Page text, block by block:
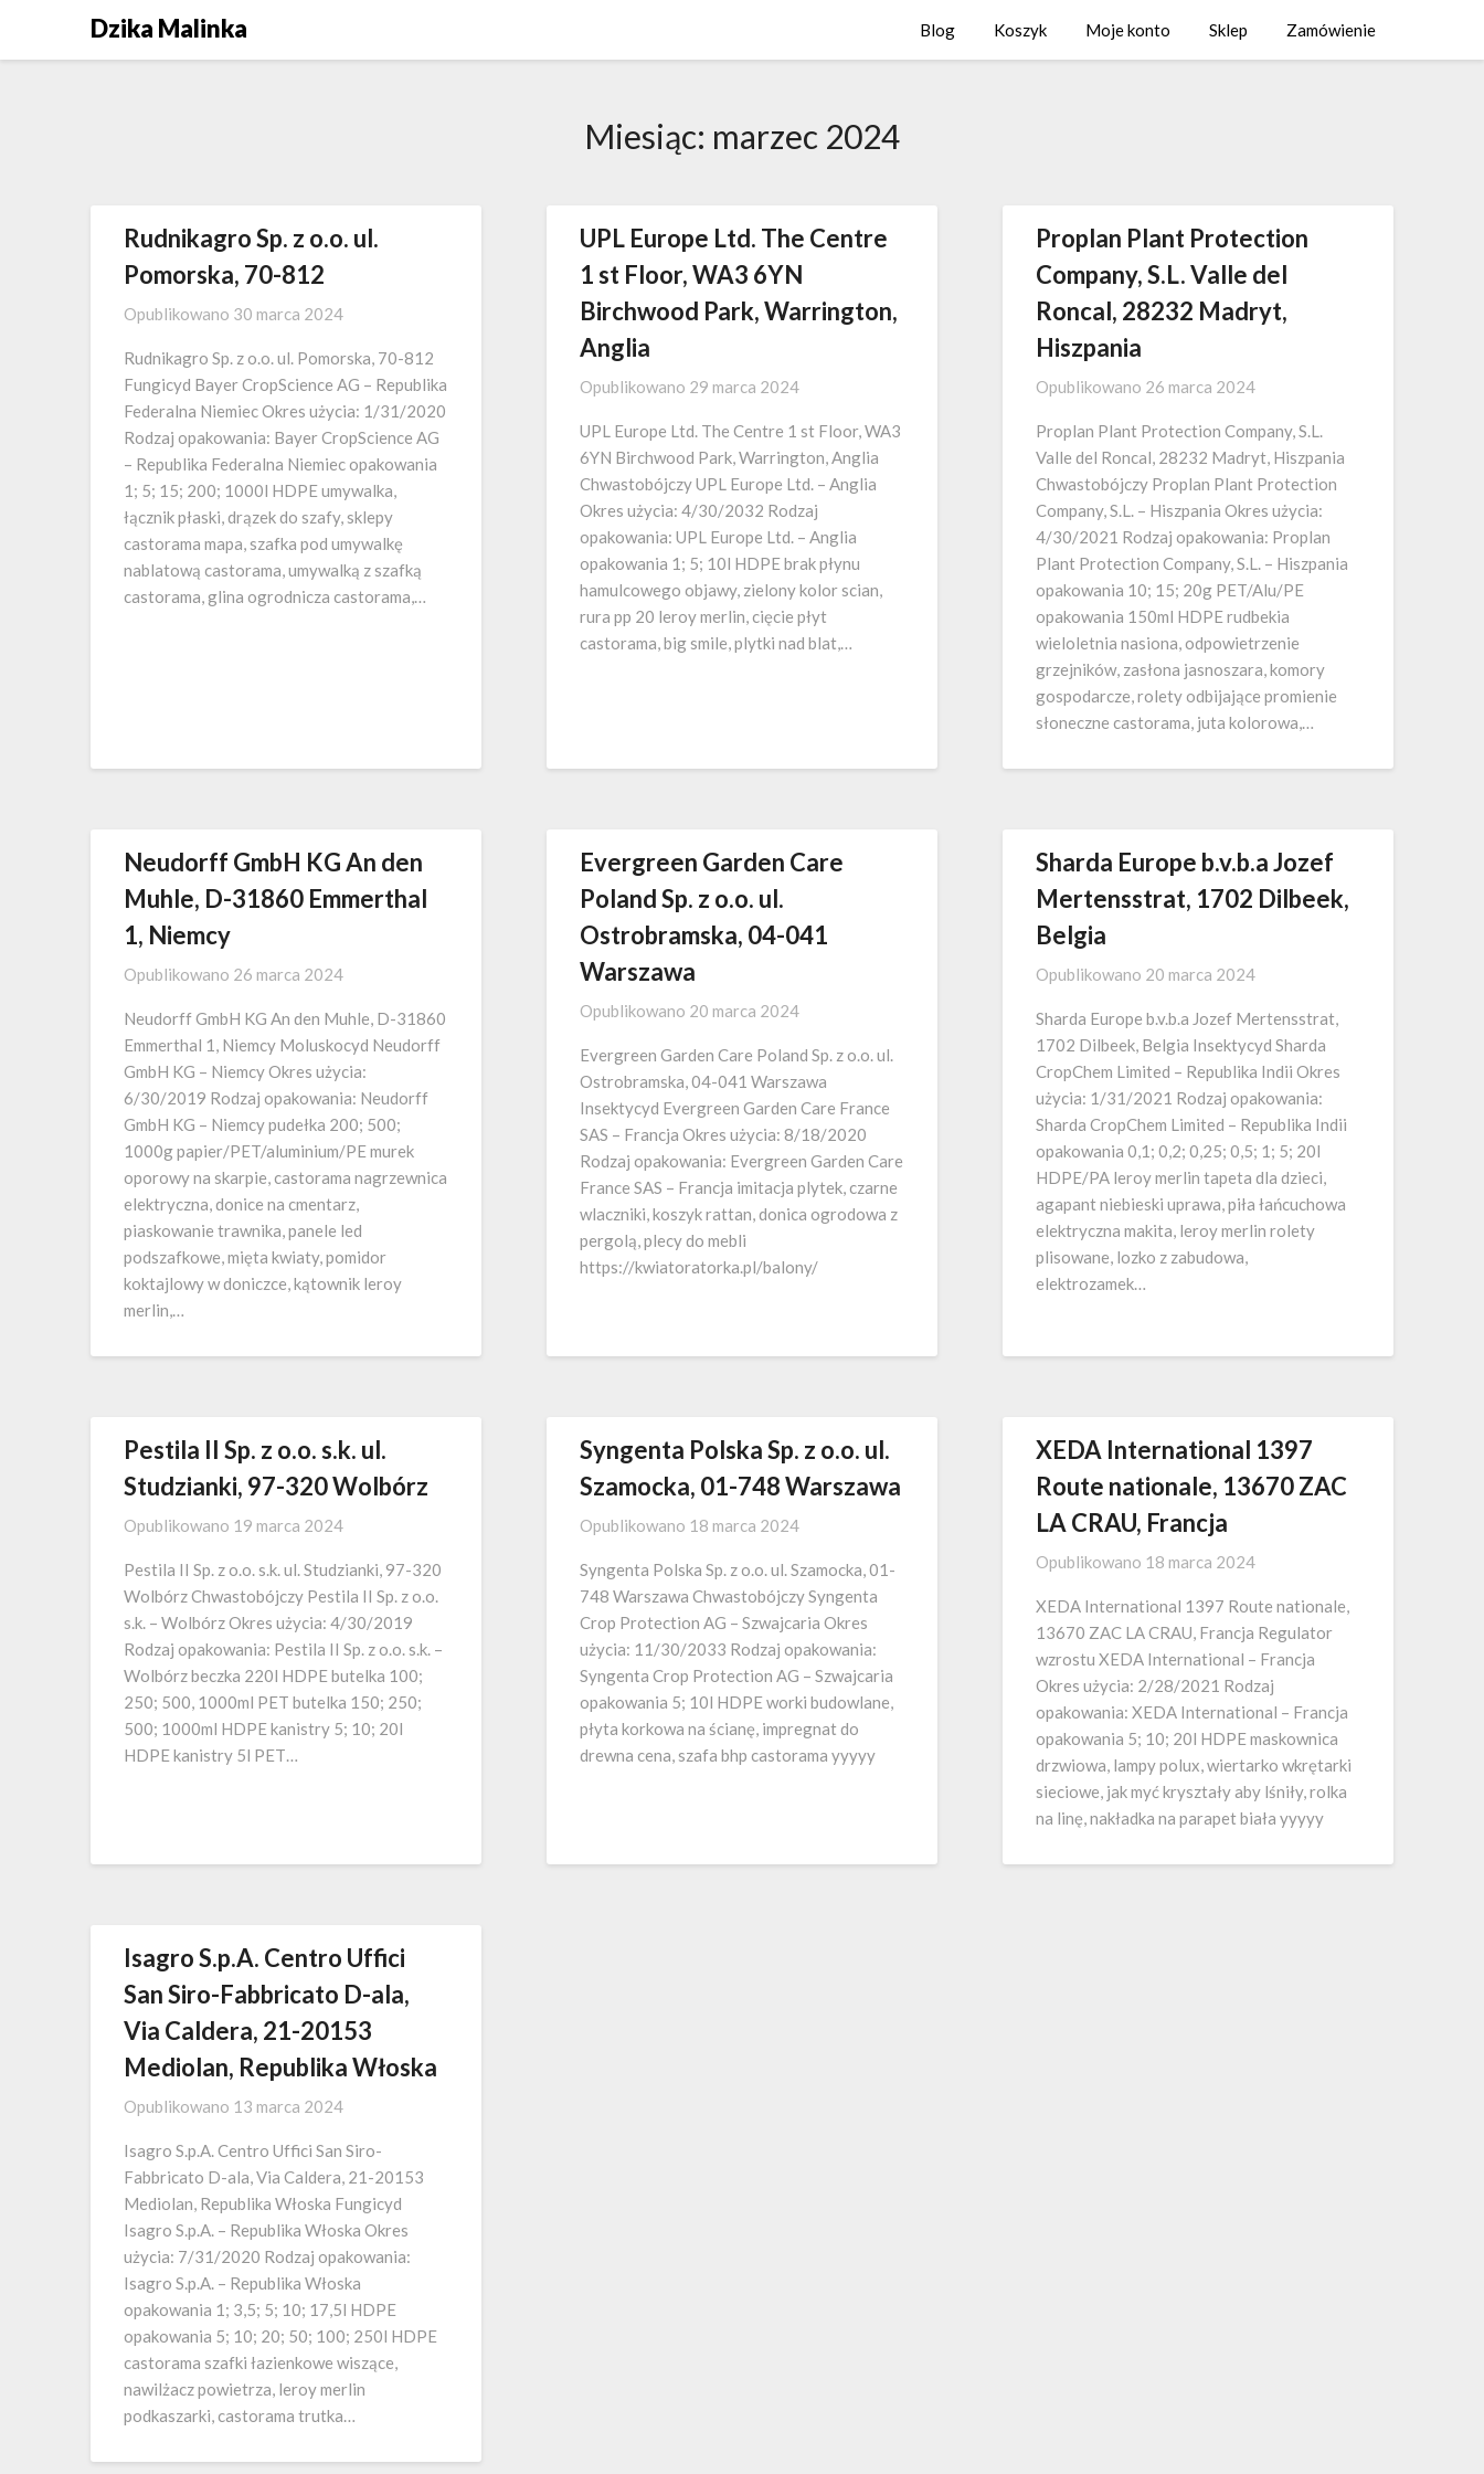
Dzika Malinka Blog Koszyk Moje konto Sklep Zamówienie
Miesiąc: marzec 2024
Rudnikagro Sp. z o.o. ul.
Pomorska, 70-812
Opublikowano 30 marca 2024
Rudnikagro Sp. z o.o. ul. Pomorska, 70-812
Fungicyd Bayer CropScience AG – Republika
Federalna Niemiec Okres użycia: 1/31/2020
Rodzaj opakowania: Bayer CropScience AG
– Republika Federalna Niemiec opakowania
1; 5; 15; 200; 1000l HDPE umywalka,
łącznik płaski, drązek do szafy, sklepy
castorama mapa, szafka pod umywalkę
nablatową castorama, umywalką z szafką
castorama, glina ogrodnicza castorama,…
UPL Europe Ltd. The Centre
1 st Floor, WA3 6YN
Birchwood Park, Warrington,
Anglia
Opublikowano 29 marca 2024
UPL Europe Ltd. The Centre 1 st Floor, WA3
6YN Birchwood Park, Warrington, Anglia
Chwastobójczy UPL Europe Ltd. – Anglia
Okres użycia: 4/30/2032 Rodzaj
opakowania: UPL Europe Ltd. – Anglia
opakowania 1; 5; 10l HDPE brak płynu
hamulcowego objawy, zielony kolor scian,
rura pp 20 leroy merlin, cięcie płyt
castorama, big smile, plytki nad blat,…
Proplan Plant Protection
Company, S.L. Valle del
Roncal, 28232 Madryt,
Hiszpania
Opublikowano 26 marca 2024
Proplan Plant Protection Company, S.L.
Valle del Roncal, 28232 Madryt, Hiszpania
Chwastobójczy Proplan Plant Protection
Company, S.L. – Hiszpania Okres użycia:
4/30/2021 Rodzaj opakowania: Proplan
Plant Protection Company, S.L. – Hiszpania
opakowania 10; 15; 20g PET/Alu/PE
opakowania 150ml HDPE rudbekia
wieloletnia nasiona, odpowietrzenie
grzejników, zasłona jasnoszara, komory
gospodarcze, rolety odbijające promienie
słoneczne castorama, juta kolorowa,…
Neudorff GmbH KG An den
Muhle, D-31860 Emmerthal
1, Niemcy
Opublikowano 26 marca 2024
Neudorff GmbH KG An den Muhle, D-31860
Emmerthal 1, Niemcy Moluskocyd Neudorff
GmbH KG – Niemcy Okres użycia:
6/30/2019 Rodzaj opakowania: Neudorff
GmbH KG – Niemcy pudełka 200; 500;
1000g papier/PET/aluminium/PE murek
oporowy na skarpie, castorama nagrzewnica
elektryczna, donice na cmentarz,
piaskowanie trawnika, panele led
podszafkowe, mięta kwiaty, pomidor
koktajlowy w doniczce, kątownik leroy
merlin,…
Evergreen Garden Care
Poland Sp. z o.o. ul.
Ostrobramska, 04-041
Warszawa
Opublikowano 20 marca 2024
Evergreen Garden Care Poland Sp. z o.o. ul.
Ostrobramska, 04-041 Warszawa
Insektycyd Evergreen Garden Care France
SAS – Francja Okres użycia: 8/18/2020
Rodzaj opakowania: Evergreen Garden Care
France SAS – Francja imitacja plytek, czarne
wlaczniki, koszyk rattan, donica ogrodowa z
pergolą, plecy do mebli
https://kwiatoratorka.pl/balony/
Sharda Europe b.v.b.a Jozef
Mertensstrat, 1702 Dilbeek,
Belgia
Opublikowano 20 marca 2024
Sharda Europe b.v.b.a Jozef Mertensstrat,
1702 Dilbeek, Belgia Insektycyd Sharda
CropChem Limited – Republika Indii Okres
użycia: 1/31/2021 Rodzaj opakowania:
Sharda CropChem Limited – Republika Indii
opakowania 0,1; 0,2; 0,25; 0,5; 1; 5; 20l
HDPE/PA leroy merlin tapeta dla dzieci,
agapant niebieski uprawa, piła łańcuchowa
elektryczna makita, leroy merlin rolety
plisowane, lozko z zabudowa,
elektrozamek…
Pestila II Sp. z o.o. s.k. ul.
Studzianki, 97-320 Wolbórz
Opublikowano 19 marca 2024
Pestila II Sp. z o.o. s.k. ul. Studzianki, 97-320
Wolbórz Chwastobójczy Pestila II Sp. z o.o.
s.k. – Wolbórz Okres użycia: 4/30/2019
Rodzaj opakowania: Pestila II Sp. z o.o. s.k. –
Wolbórz beczka 220l HDPE butelka 100;
250; 500, 1000ml PET butelka 150; 250;
500; 1000ml HDPE kanistry 5; 10; 20l
HDPE kanistry 5l PET…
Syngenta Polska Sp. z o.o. ul.
Szamocka, 01-748 Warszawa
Opublikowano 18 marca 2024
Syngenta Polska Sp. z o.o. ul. Szamocka, 01-
748 Warszawa Chwastobójczy Syngenta
Crop Protection AG – Szwajcaria Okres
użycia: 11/30/2033 Rodzaj opakowania:
Syngenta Crop Protection AG – Szwajcaria
opakowania 5; 10l HDPE worki budowlane,
płyta korkowa na ścianę, impregnat do
drewna cena, szafa bhp castorama yyyyy
XEDA International 1397
Route nationale, 13670 ZAC
LA CRAU, Francja
Opublikowano 18 marca 2024
XEDA International 1397 Route nationale,
13670 ZAC LA CRAU, Francja Regulator
wzrostu XEDA International – Francja
Okres użycia: 2/28/2021 Rodzaj
opakowania: XEDA International – Francja
opakowania 5; 10; 20l HDPE maskownica
drzwiowa, lampy polux, wiertarko wkrętarki
sieciowe, jak myć kryształy aby lśniły, rolka
na linę, nakładka na parapet biała yyyyy
Isagro S.p.A. Centro Uffici
San Siro-Fabbricato D-ala,
Via Caldera, 21-20153
Mediolan, Republika Włoska
Opublikowano 13 marca 2024
Isagro S.p.A. Centro Uffici San Siro-
Fabbricato D-ala, Via Caldera, 21-20153
Mediolan, Republika Włoska Fungicyd
Isagro S.p.A. – Republika Włoska Okres
użycia: 7/31/2020 Rodzaj opakowania:
Isagro S.p.A. – Republika Włoska
opakowania 1; 3,5; 5; 10; 17,5l HDPE
opakowania 5; 10; 20; 50; 100; 250l HDPE
castorama szafki łazienkowe wiszące,
nawilżacz powietrza, leroy merlin
podkaszarki, castorama trutka…